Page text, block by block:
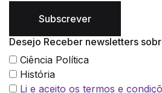
Subscrever
Desejo Receber newsletters
Ciência Política
História
Li e aceito os termos e